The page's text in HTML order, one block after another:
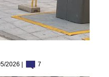
2026 | 7